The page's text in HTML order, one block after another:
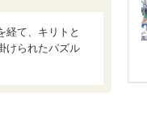
て、キリトと
けられたパズル